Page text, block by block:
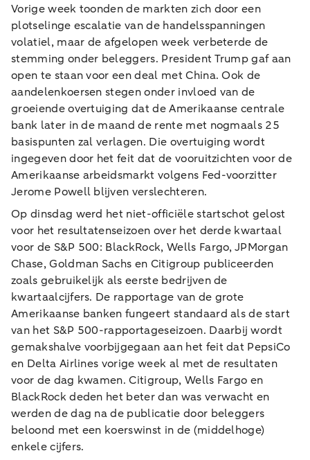
Vorige week toonden de markten zich door een
plotselinge escalatie van de handelsspanningen
volatiel, maar de afgelopen week verbeterde de
stemming onder beleggers. President Trump gaf aan
open te staan voor een deal met China. Ook de
aandelenkoersen stegen onder invloed van de
groeiende overtuiging dat de Amerikaanse centrale
bank later in de maand de rente met nogmaals 25
basispunten zal verlagen. Die overtuiging wordt
ingegeven door het feit dat de vooruitzichten voor de
Amerikaanse arbeidsmarkt volgens Fed-voorzitter
Jerome Powell blijven verslechteren.
Op dinsdag werd het niet-officiële startschot gelost
voor het resultatenseizoen over het derde kwartaal
voor de S&P 500: BlackRock, Wells Fargo, JPMorgan
Chase, Goldman Sachs en Citigroup publiceerden
zoals gebruikelijk als eerste bedrijven de
kwartaalcijfers. De rapportage van de grote
Amerikaanse banken fungeert standaard als de start
van het S&P 500-rapportageseizoen. Daarbij wordt
gemakshalve voorbijgegaan aan het feit dat PepsiCo
en Delta Airlines vorige week al met de resultaten
voor de dag kwamen. Citigroup, Wells Fargo en
BlackRock deden het beter dan was verwacht en
werden de dag na de publicatie door beleggers
beloond met een koerswinst in de (middelhoge)
enkele cijfers.